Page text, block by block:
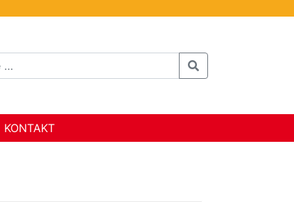
KONTAKT